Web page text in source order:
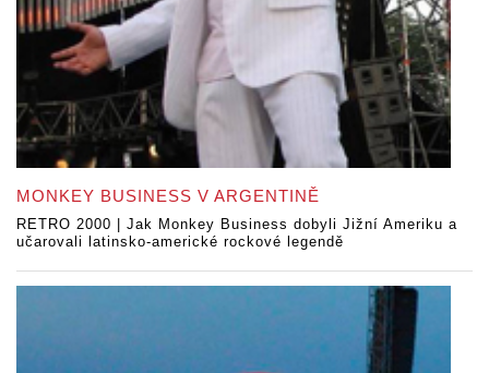
MONKEY BUSINESS V ARGENTINĚ
RETRO 2000 | Jak Monkey Business dobyli Jižní Ameriku a
učarovali latinsko-americké rockové legendě